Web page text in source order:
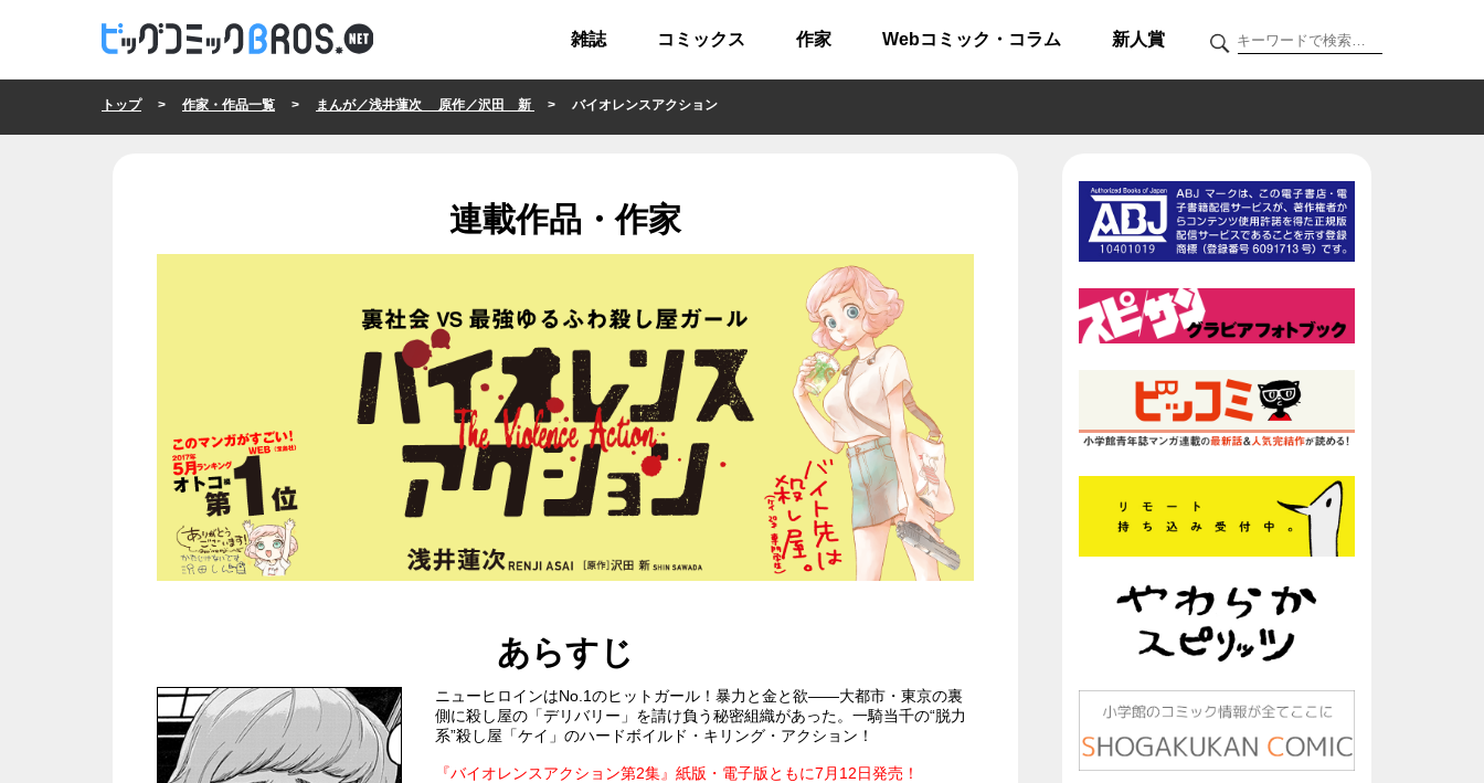
雑誌 コミックス 作家 Webコミック・コラム 新人賞
トップ> 作家・作品一覧 > まんが／浅井蓮次 原作／沢田 新 > バイオレンスアクション
連載作品・作家
あらすじ
ニューヒロインはNo.1のヒットガール！暴力と金と欲――大都市・東京の裏
側に殺し屋の「デリバリー」を請け負う秘密組織があった。一騎当千の“脱力
系”殺し屋「ケイ」のハードボイルド・キリング・アクション！
『バイオレンスアクション第2集』紙版・電子版ともに7月12日発売！